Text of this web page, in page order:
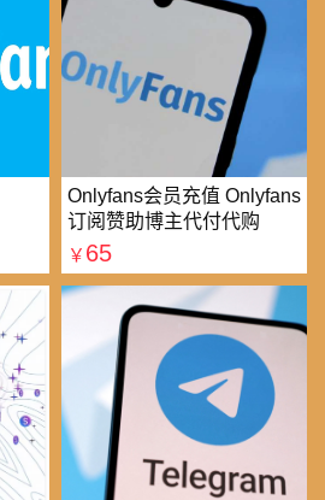
Onlyfans会员充值 Onlyfans
订阅赞助博主代付代购
￥ 65